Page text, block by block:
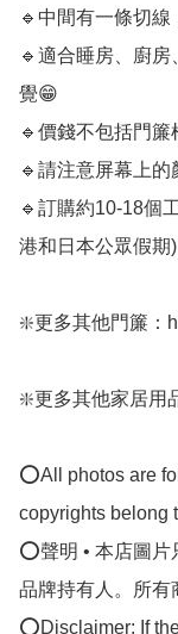
🔹中間有一條切線
🔹適合睡房、廚
覺😁
🔹價錢不包括門簾
🔹請注意屏幕上的
🔹訂購約10-18個
港和日本公眾假期) ﻿
❇️更多其他門簾：
❇️更多其他家居用
⭕All photos are
copyrights belong
⭕聲明 • 本店圖
品牌持有人。所有
⭕Disclaimer: If